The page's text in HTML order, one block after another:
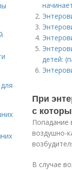
детей:
При
с
Попадание
воздушно-
В случае